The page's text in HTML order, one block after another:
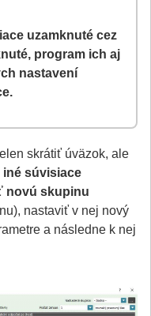
uzamknuté cez
program ich aj
nastavení
skrátiť úväzok, ale
súvisiace
novú skupinu
nastaviť v nej nový
a následne k nej